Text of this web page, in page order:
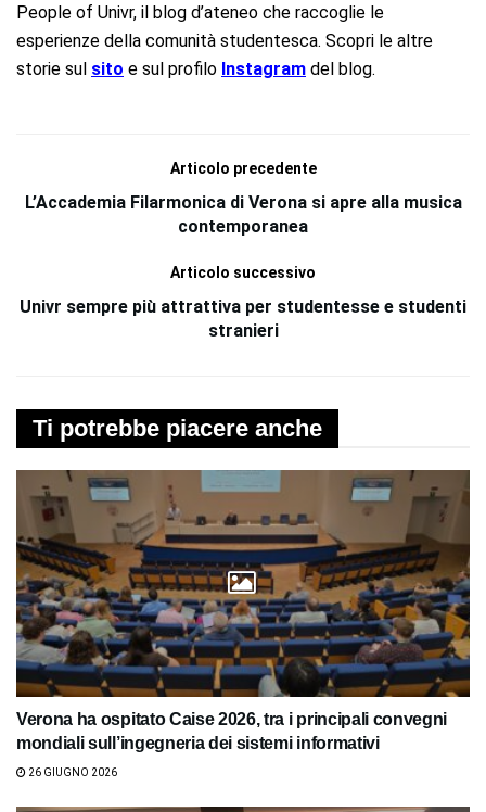
People of Univr, il blog d’ateneo che raccoglie le
esperienze della comunità studentesca. Scopri le altre
storie sul sito e sul profilo Instagram del blog.
Articolo precedente
L’Accademia Filarmonica di Verona si apre alla musica
contemporanea
Articolo successivo
Univr sempre più attrattiva per studentesse e studenti
stranieri
Ti potrebbe piacere anche
Verona ha ospitato Caise 2026, tra i principali convegni
mondiali sull’ingegneria dei sistemi informativi
26 GIUGNO 2026